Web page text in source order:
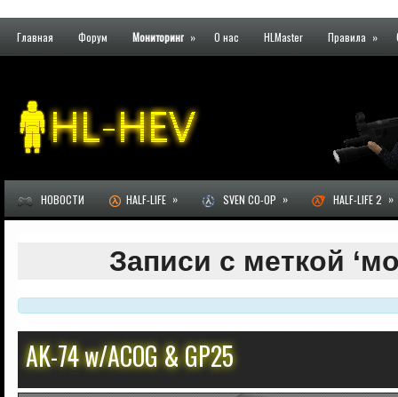
Главная Форум Мониторинг » О нас HLMaster Правила »
НОВОСТИ HALF-LIFE » SVEN CO-OP » HALF-LIFE 2 »
Записи с меткой
AK-74 w/ACOG & GP25